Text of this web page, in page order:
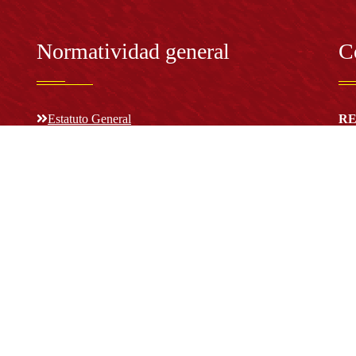
Normatividad general
Estatuto General